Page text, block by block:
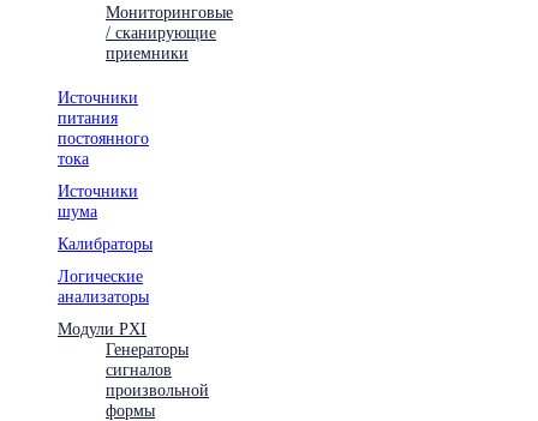
Мониторинговые
/ сканирующие
приемники
Источники
питания
постоянного
тока
Источники
шума
Калибраторы
Логические
анализаторы
Модули PXI
Генераторы
сигналов
произвольной
формы